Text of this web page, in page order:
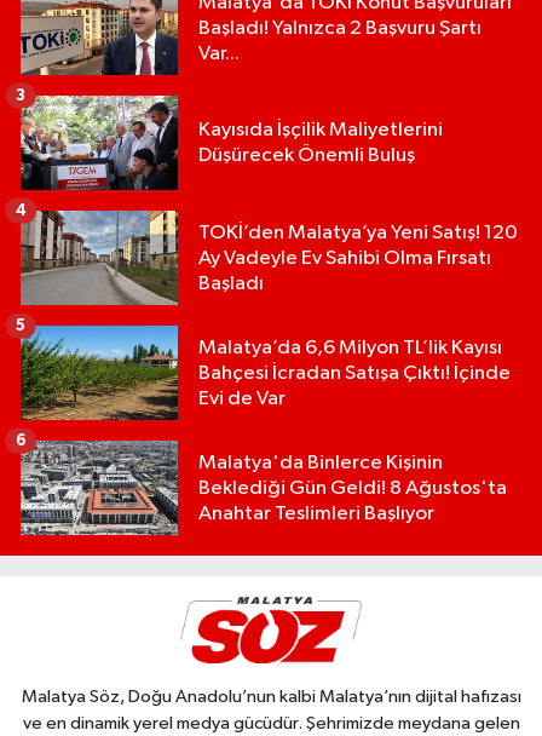
Başladı! Yalnızca 2 Başvuru Şartı
Var...
Kayısıda İşçilik Maliyetlerini
Düşürecek Önemli Buluş
3
TOKİ’den Malatya’ya Yeni Satış! 120
Ay Vadeyle Ev Sahibi Olma Fırsatı
Başladı
4
Malatya’da 6,6 Milyon TL’lik Kayısı
Bahçesi İcradan Satışa Çıktı! İçinde
Evi de Var
5
Malatya'da Binlerce Kişinin
Beklediği Gün Geldi! 8 Ağustos'ta
Anahtar Teslimleri Başlıyor
6
Malatya Söz, Doğu Anadolu’nun kalbi Malatya’nın dijital hafızası
ve en dinamik yerel medya gücüdür. Şehrimizde meydana gelen